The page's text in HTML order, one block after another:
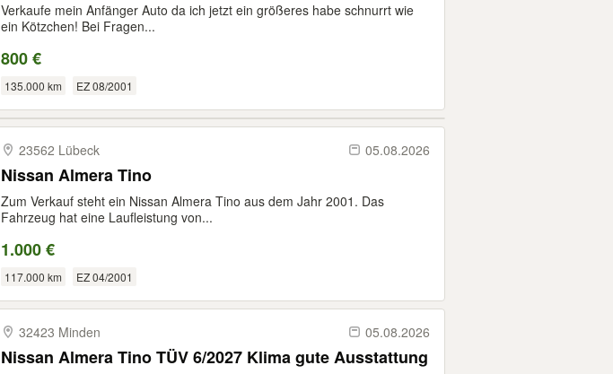
Verkaufe mein Anfänger Auto da ich jetzt ein größeres habe schnurrt wie
ein Kötzchen! Bei Fragen...
800 €
135.000 km EZ 08/2001
23562 Lübeck 05.08.2026
Nissan Almera Tino
Zum Verkauf steht ein Nissan Almera Tino aus dem Jahr 2001. Das
Fahrzeug hat eine Laufleistung von...
1.000 €
117.000 km EZ 04/2001
32423 Minden 05.08.2026
Nissan Almera Tino TÜV 6/2027 Klima gute Ausstattung